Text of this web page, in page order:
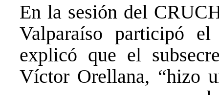
En la sesión del
Valparaíso participó
explicó que el
Víctor Orellana, “hizo